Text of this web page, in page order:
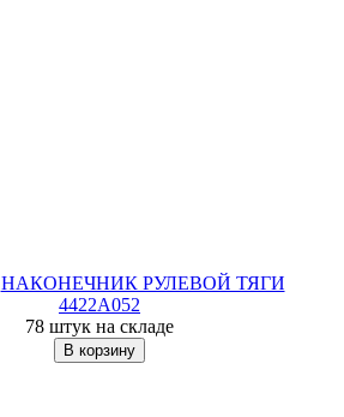
НАКОНЕЧНИК РУЛЕВОЙ ТЯГИ
4422A052
78 штук на складе